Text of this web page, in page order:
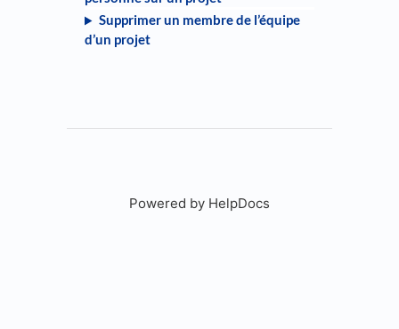
Supprimer un membre de l’équipe
d’un projet
Powered by HelpDocs